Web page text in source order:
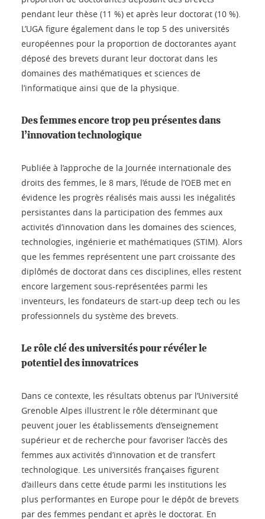
pendant leur thèse (11 %) et après leur doctorat (10 %).
L’UGA figure également dans le top 5 des universités
européennes pour la proportion de doctorantes ayant
déposé des brevets durant leur doctorat dans les
domaines des mathématiques et sciences de
l’informatique ainsi que de la physique.
Des femmes encore trop peu présentes dans
l’innovation technologique
Publiée à l’approche de la Journée internationale des
droits des femmes, le 8 mars, l’étude de l’OEB met en
évidence les progrès réalisés mais aussi les inégalités
persistantes dans la participation des femmes aux
activités d’innovation dans les domaines des sciences,
technologies, ingénierie et mathématiques (STIM). Alors
que les femmes représentent une part croissante des
diplômés de doctorat dans ces disciplines, elles restent
encore largement sous-représentées parmi les
inventeurs, les fondateurs de start-up deep tech ou les
professionnels du système des brevets.
Le rôle clé des universités pour révéler le
potentiel des innovatrices
Dans ce contexte, les résultats obtenus par l’Université
Grenoble Alpes illustrent le rôle déterminant que
peuvent jouer les établissements d’enseignement
supérieur et de recherche pour favoriser l’accès des
femmes aux activités d’innovation et de transfert
technologique. Les universités françaises figurent
d’ailleurs dans cette étude parmi les institutions les
plus performantes en Europe pour le dépôt de brevets
par des femmes pendant et après le doctorat. En